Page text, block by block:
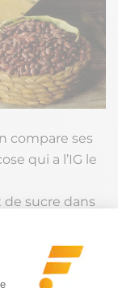
compare ses
qui a l’IG le
de sucre dans
égal à 1g/litre .
un pic
pour la faire